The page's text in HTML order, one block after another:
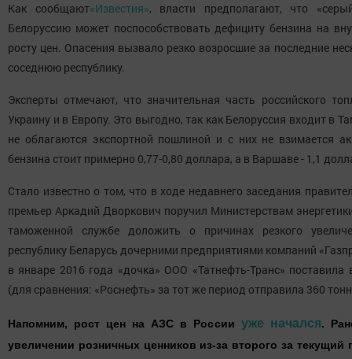
Как сообщают«Известия», власти предполагают, что
Белоруссию может поспособствовать дефициту бензина на
росту цен. Опасения вызвало резко возросшие за последние
соседнюю республику.
Эксперты отмечают, что значительная часть российского
Украину и в Европу. Это выгодно, так как Белоруссия входит в
не облагаются экспортной пошлиной и с них не взимается
бензина стоит примерно 0,77-0,80 доллара, а в Варшаве - 1,1
Стало известно о том, что в ходе недавнего заседания
премьер Аркадий Дворкович поручил Министерствам
таможенной службе доложить о причинах резкого
республику Беларусь дочерними предприятиями компаний
в январе 2016 года «дочка» ООО «Татнефть-Транс»
(для сравнения: «Роснефть» за тот же период отправила 360
Напомним, рост цен на АЗС в России уже начался.
увеличении розничных ценников из-за второго за